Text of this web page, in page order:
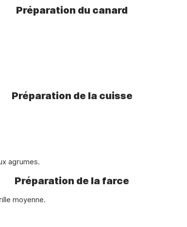
Préparation du canard
Préparation de la cuisse
agrumes.
Préparation de la farce
moyenne.